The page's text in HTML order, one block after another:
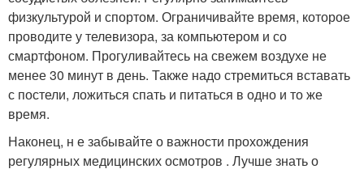
физкультурой и спортом. Ограничивайте время, которое
проводите у телевизора, за компьютером и со
смартфоном. Прогуливайтесь на свежем воздухе не
менее 30 минут в день. Также надо стремиться вставать
с постели, ложиться спать и питаться в одно и то же
время.
Наконец, н е забывайте о важности прохождения
регулярных медицинских осмотров . Лучше знать о